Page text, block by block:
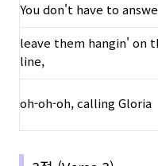
You don't have to
leave them hangin' on
line,
oh-oh-oh, calling Gloria